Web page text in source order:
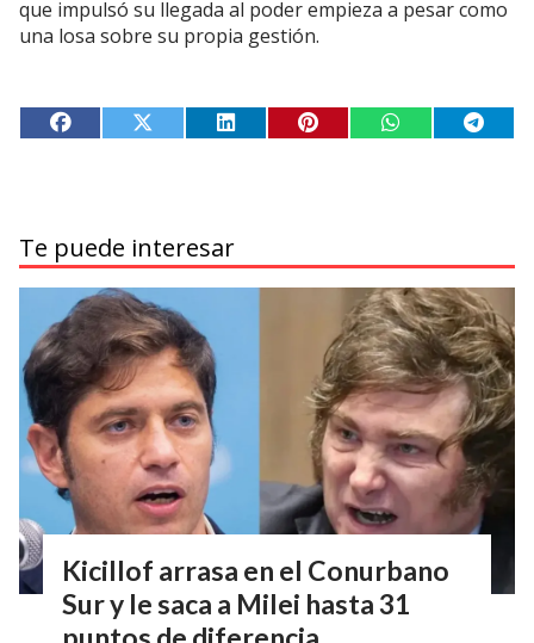
que impulsó su llegada al poder empieza a pesar como
una losa sobre su propia gestión.
Te puede interesar
Kicillof arrasa en el Conurbano
Sur y le saca a Milei hasta 31